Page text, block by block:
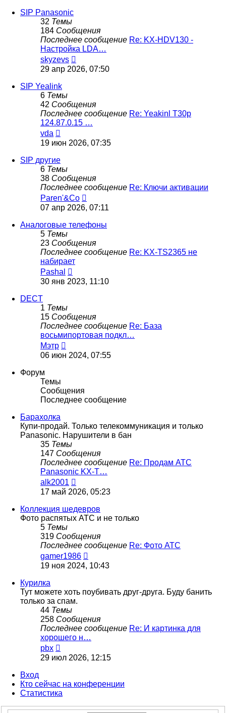
SIP Panasonic
32 Темы
184 Сообщения
Последнее сообщение Re: KX-HDV130 -
Настройка LDA…
skyzevs
к
последнему
29 апр 2026, 07:50
SIP Yealink
6 Темы
42 Сообщения
Последнее сообщение Re: Yeakinl T30p
124.87.0.15 …
vda
к
последнему
сообщению
19 июн 2026, 07:35
SIP другие
6 Темы
38 Сообщения
Последнее сообщение Re: Ключи активации
Paren'&Co
к
последнему
сообщению
07 апр 2026, 07:11
Аналоговые телефоны
5 Темы
23 Сообщения
Последнее сообщение Re: KX-TS2365 не
набирает
Pashal
к
последнему
30 янв 2023, 11:10
DECT
1 Темы
15 Сообщения
Последнее сообщение Re: База
восьмипортовая подкл…
Мэтр
к
последнему
06 июн 2024, 07:55
Форум
Темы
Сообщения
Последнее сообщение
Барахолка
Купи-продай. Только телекоммуникация и только
Panasonic. Нарушители в бан
35 Темы
147 Сообщения
Последнее сообщение Re: Продам АТС
Panasonic KX-T…
alk2001
к
последнему
сообщению
17 май 2026, 05:23
Коллекция шедевров
Фото распятых АТС и не только
5 Темы
319 Сообщения
Последнее сообщение Re: Фото АТС
gamer1986
к
19 ноя 2024, 10:43
Курилка
Тут можете хоть поубивать друг-друга. Буду банить
только за спам.
44 Темы
258 Сообщения
Последнее сообщение Re: И картинка для
хорошего н…
pbx
к
последнему
29 июл 2026, 12:15
Вход
Кто сейчас на конференции
Статистика